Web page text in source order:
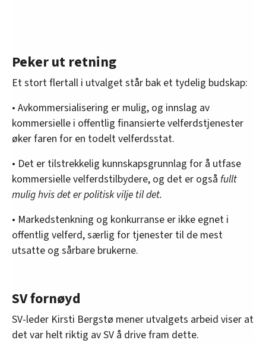
som utvalgsleder.
Utvalgets oppdrag var å utrede hvordan private
aktører kan utfases innenfor tre alternativer; ta
tjenestene tilbake i offentlig regi, åpne for
ideelle aktører, eller sterkt regulere
kommersielle aktører.
Medlemmene av utvalget er:
Leder Jan-Erik Støstad. Utdannet
samfunnsøkonom. Tidligere statssekretær i
generalsekretær i SAMAK.
Gøril Bjerkan, økonom og jurist (PhD), rådgiver
Hogne Eidissen
kommune.
Ingunn Tollisen Ellingsen, professor ved det
Peker ut retning
Et stort flertall i utvalget står bak et tydelig budskap:
• Avkommersialisering er mulig, og innslag av
kommersielle i offentlig finansierte velferdstjenester
øker faren for en todelt velferdsstat.
• Det er tilstrekkelig kunnskapsgrunnlag for å utfase
kommersielle velferdstilbydere, og det er også fullt
mulig hvis det er politisk vilje til det.
• Markedstenkning og konkurranse er ikke egnet i
offentlig velferd, særlig for tjenester til de mest
utsatte og sårbare brukerne.
SV fornøyd
SV-leder Kirsti Bergstø mener utvalgets arbeid viser at
det var helt riktig av SV å drive fram dette.